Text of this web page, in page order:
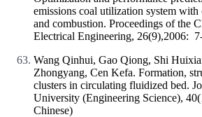
emissions coal utilization system
and combustion. Proceedings of the
Electrical Engineering, 26(9),2006:
Wang Qinhui, Gao Qiong, Shi
Zhongyang, Cen Kefa. Formation,
clusters in circulating fluidized bed.
University (Engineering Science),
Chinese)